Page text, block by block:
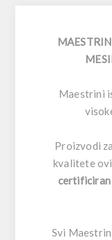
Maestrini
Proizvodi
kvalitete
certificiran
Svi